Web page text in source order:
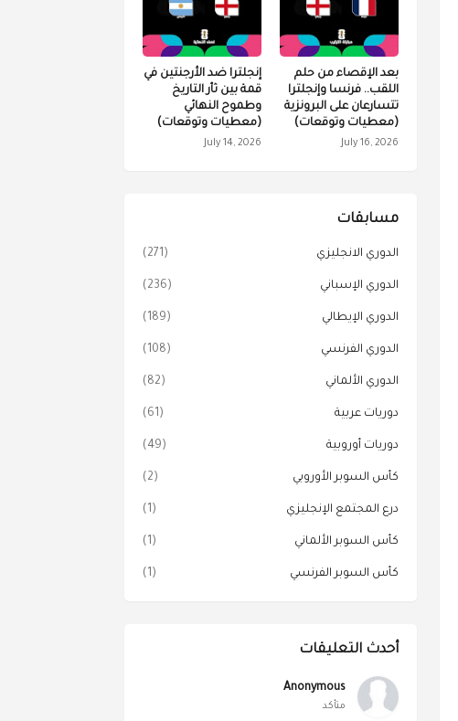
بعد الإقصاء من حلم
اللقب.. فرنسا وإنجلترا
تتسارعان على البرونزية
(معطيات وتوقعات)
July 16, 2026
إنجلترا ضد الأرجنتين في
قمة بين ثأر التاريخ
وطموح النهائي
(معطيات وتوقعات)
July 14, 2026
مسابقات
الدوري الانجليزي (271)
الدوري الإسباني (236)
الدوري الإيطالي (189)
الدوري الفرنسي (108)
الدوري الألماني (82)
دوريات عربية (61)
دوريات أوروبية (49)
كأس السوبر الأوروبي (2)
درع المجتمع الإنجليزي (1)
كأس السوبر الألماني (1)
كأس السوبر الفرنسي (1)
أحدث التعليقات
Anonymous
متأكد